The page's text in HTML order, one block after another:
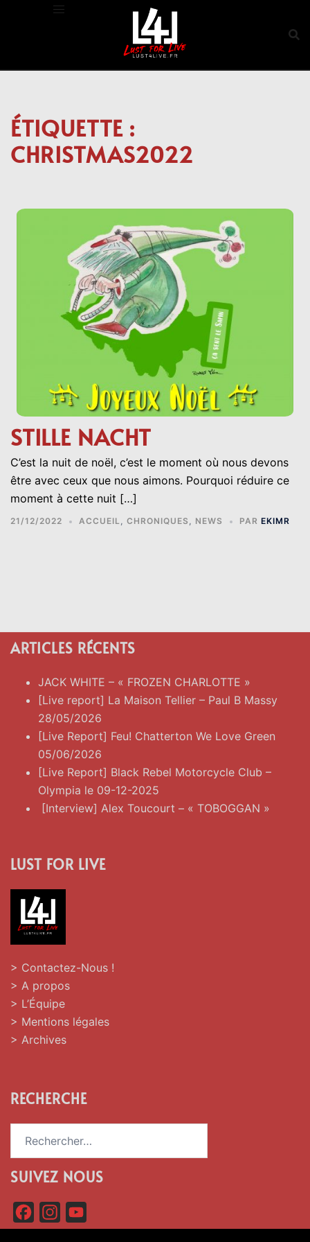
ÉTIQUETTE :
CHRISTMAS2022
STILLE NACHT
C’est la nuit de noël, c’est le moment où nous devons
être avec ceux que nous aimons. Pourquoi réduire ce
moment à cette nuit […]
21/12/2022 ACCUEIL, CHRONIQUES , NEWS PAR EKIMR
ARTICLES RÉCENTS
JACK WHITE – « FROZEN CHARLOTTE »
[Live report] La Maison Tellier – Paul B Massy
28/05/2026
[Live Report] Feu! Chatterton We Love Green
05/06/2026
[Live Report] Black Rebel Motorcycle Club –
Olympia le 09-12-2025
[Interview] Alex Toucourt – « TOBOGGAN »
LUST FOR LIVE
> Contactez-Nous !
> A propos
> L’Équipe
> Mentions légales
> Archives
RECHERCHE
SUIVEZ NOUS
a
n
o